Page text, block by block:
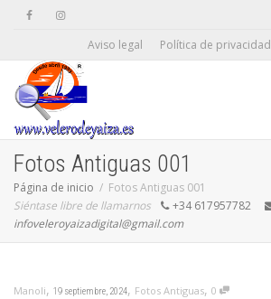
Aviso legal Política de privacidad
Fotos Antiguas 001
Página de inicio
Fotos Antiguas 001
Siéntase libre de llamarnos
+34 617957782
infoveleroyaizadigital@gmail.com
Manoli, 19 septiembre, 2024, Fotos Antiguas, 0